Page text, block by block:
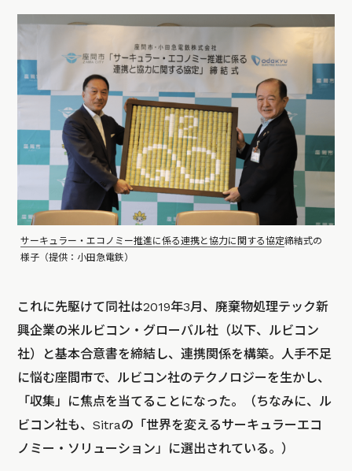
サーキュラー・エコノミー推進に係る連携と協力に関する協定締結式の
様子（提供：小田急電鉄）
これに先駆けて同社は2019年3月、廃棄物処理テック新
興企業の米ルビコン・グローバル社（以下、ルビコン
社）と基本合意書を締結し、連携関係を構築。人手不足
に悩む座間市で、ルビコン社のテクノロジーを生かし、
「収集」に焦点を当てることになった。（ちなみに、ル
ビコン社も、Sitraの「世界を変えるサーキュラーエコ
ノミー・ソリューション」に選出されている。）